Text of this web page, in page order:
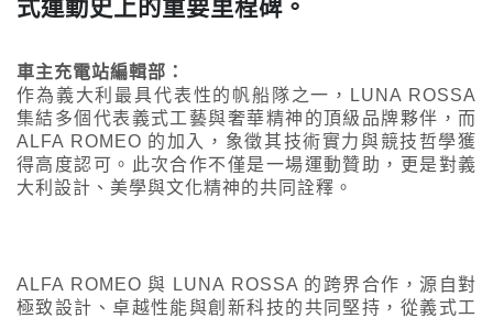
式運動史上的重要里程碑。
車主充電站編輯部：
作為義大利最具代表性的帆船隊之一，LUNA ROSSA
集結多個代表義式工藝與奢華精神的頂級品牌夥伴，而
ALFA ROMEO 的加入，象徵其技術實力與競技哲學獲
得高度認可。此次合作不僅是一場運動贊助，更是對義
大利設計、美學與文化精神的共同詮釋。
ALFA ROMEO 與 LUNA ROSSA 的跨界合作，源自對
極致設計、卓越性能與創新科技的共同堅持，從義式工